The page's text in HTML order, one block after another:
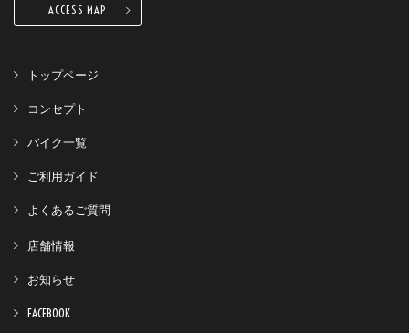
ACCESS MAP
トップページ
コンセプト
バイク一覧
ご利用ガイド
よくあるご質問
店舗情報
お知らせ
FACEBOOK